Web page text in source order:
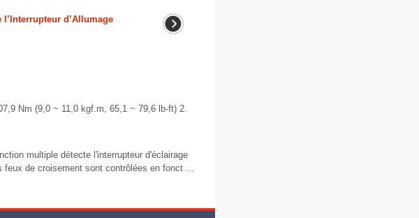
l’Interrupteur d’Allumage
Nm (9,0 ~ 11,0 kgf.m, 65,1 ~ 79,6 lb-ft) 2.
multiple détecte l'interrupteur d'éclairage
de croisement sont contrôlées en fonct ...